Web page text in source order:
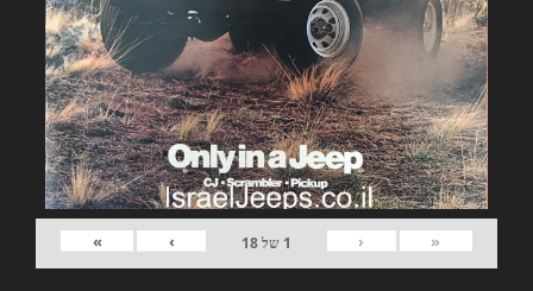
«
‹
1 של18
›
»